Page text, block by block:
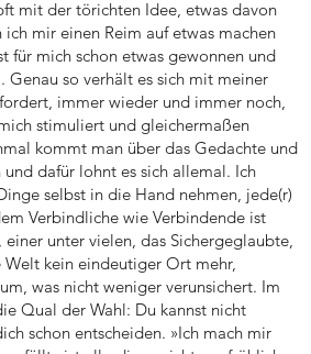
mit der törichten Idee, etwas davon
ich mir einen Reim auf etwas machen
für mich schon etwas gewonnen und
Genau so verhält es sich mit meiner
immer wieder und immer noch,
stimuliert und gleichermaßen
kommt man über das Gedachte und
dafür lohnt es sich allemal. Ich
selbst in die Hand nehmen, jede(r)
Verbindliche wie Verbindende ist
unter vielen, das Sichergeglaubte,
Welt kein eindeutiger Ort mehr,
was nicht weniger verunsichert. Im
Qual der Wahl: Du kannst nicht
schon entscheiden. »Ich mach mir